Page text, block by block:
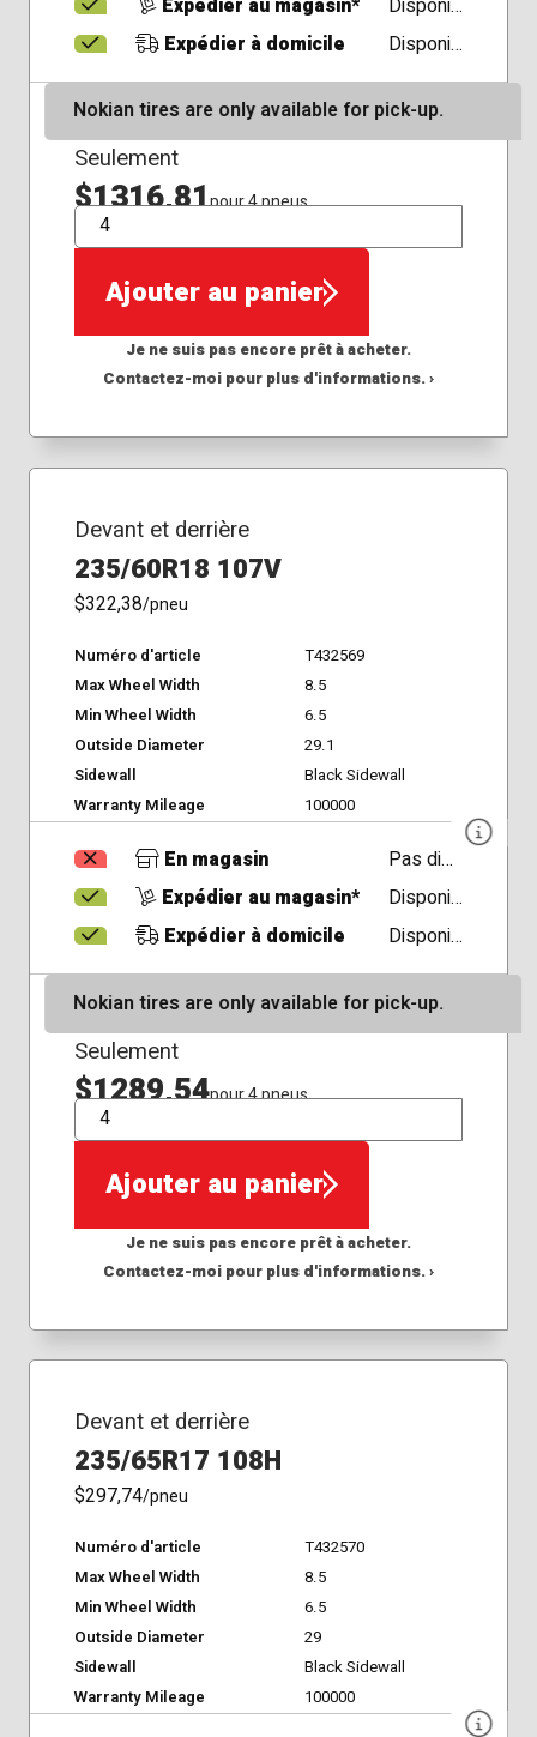
Expédier au magasin*
Disponible
Expédier à domicile
Disponible
Nokian tires are only available for pick-up.
Seulement
$1316,81pour 4 pneus
QTÉ
Ajouter au panier
Je ne suis pas encore prêt à acheter.
Contactez-moi pour plus d'informations. ›
Devant et derrière
235/60R18 107V
$322,38/pneu
Numéro d'article
T432569
Max Wheel Width
8.5
Min Wheel Width
6.5
Outside Diameter
29.1
Sidewall
Black Sidewall
Warranty Mileage
100000
En magasin
Pas disponible
Expédier au magasin*
Disponible
Expédier à domicile
Disponible
Nokian tires are only available for pick-up.
Seulement
$1289,54pour 4 pneus
QTÉ
Ajouter au panier
Je ne suis pas encore prêt à acheter.
Contactez-moi pour plus d'informations. ›
Devant et derrière
235/65R17 108H
$297,74/pneu
Numéro d'article
T432570
Max Wheel Width
8.5
Min Wheel Width
6.5
Outside Diameter
29
Sidewall
Black Sidewall
Warranty Mileage
100000